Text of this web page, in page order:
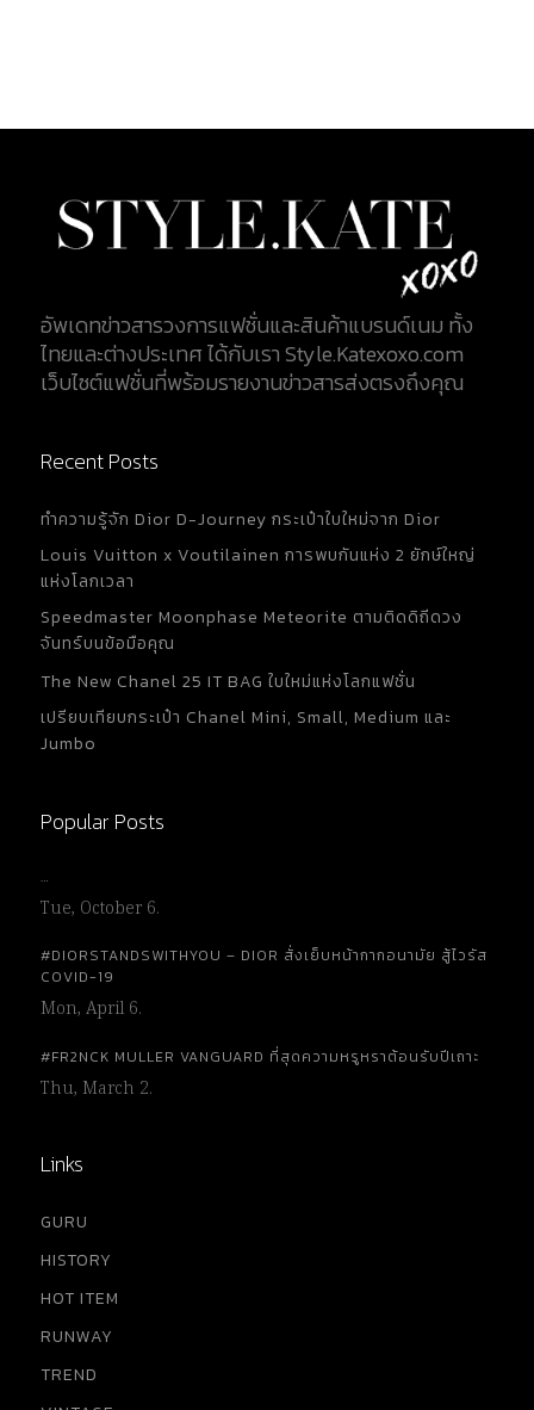
ด้วย 3. ช่วยให้เราเห็นคุณค่าในสิ่งต่าง ๆ มากขึ้น สินค้า
ไม่ว่าจะเป็นเสื้อผ้า กระเป๋า หรือรองเท้า ที่ทำขึ้นจากวัสดุ
คุณภาพสูง ทำให้มีอายุการใช้งานยาวนาน จึงไม่จำเป็นที่
จะต้องทิ้งไป แต่สามารถนำกลับมาใช้ได้เรื่อย ๆ เป็น
แฟชั่นหมุนเวียน หรือบางครั้งสามารถนำมาดัดแปลง
ดีไซน์แบบ DIY เพื่อครีเอทลุคใหม่ ๆ จากไอเทมชิ้นเก่าใน
ตู้เสื้อผ้าของคุณ 4. มือสองราคาถูกกว่า ประโยชน์จาก
การซื้อสินค้ามือสองที่ชัดเจนเลยก็คือ การประหยัดเงิน
หรือนำไปใช้เพื่อการลงทุนได้อีกด้วย และไม่ว่าจะเป็น
ของใช้อื่น ๆ คุณก็สามารถหาซื้อสินค้าเหล่านี้ได้ในสภาพ
ที่ดีและมีราคาถูกกว่าสินค้าใหม่อย่างแน่นอน 5.
คุณภาพและความปราณีตของชิ้นงาน เพราะสินค้าเก่า...
อัพเดทข่าวสารวงการแฟชั่นและสินค้าแบรนด์เนม ทั้ง
ไทยและต่างประเทศ ได้กับเรา Style.Katexoxo.com
เว็บไซต์แฟชั่นที่พร้อมรายงานข่าวสารส่งตรงถึงคุณ
Recent Posts
ทำความรู้จัก Dior D-Journey กระเป๋าใบใหม่จาก Dior
Louis Vuitton x Voutilainen การพบกันแห่ง 2 ยักษ์ใหญ่
แห่งโลกเวลา
Speedmaster Moonphase Meteorite ตามติดดิถีดวง
จันทร์บนข้อมือคุณ
The New Chanel 25 IT BAG ใบใหม่แห่งโลกแฟชั่น
เปรียบเทียบกระเป๋า Chanel Mini, Small, Medium และ
Jumbo
Popular Posts
…
Tue, October 6.
#DIORSTANDSWITHYOU – DIOR สั่งเย็บหน้ากากอนามัย สู้ไวรัส
COVID-19
Mon, April 6.
#FR2NCK MULLER VANGUARD ที่สุดความหรูหราต้อนรับปีเถาะ
Thu, March 2.
Links
GURU
HISTORY
HOT ITEM
RUNWAY
TREND